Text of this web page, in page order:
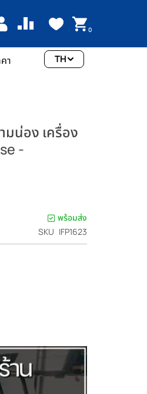
0
า TH
มน่อง เครื่อง
-
พร้อมส่ง
SKU IFP1623